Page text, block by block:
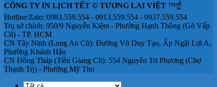
CÔNG TY IN LỊCH TẾT © TƯƠNG LAI VIỆT ™☝️
Hotline/Zalo: 0983.559.554 - 0913.559.554 - 0937.559.554
Trụ sở chính: 950/9 Nguyễn Kiệm - Phường Hạnh Thông (Gò Vấp
Cũ) - TP. HCM
CN Tây Ninh (Long An Cũ): Đường Võ Duy Tạo, Ấp Ngãi Lợi A,
Phường Khánh Hậu
CN Đồng Tháp (Tiền Giang Cũ): 554 Nguyễn Tri Phương (Chợ
Thạnh Trị) - Phường Mỹ Tho